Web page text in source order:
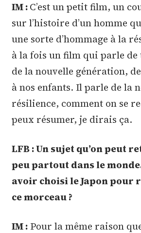
IM :C’est un petit film, un
sur l’histoire d’un homme
une sorte d’hommage à la
à la fois un film qui parle
de la nouvelle génération, de
à nos enfants. Il parle de la
résilience, comment on se
peux résumer, je dirais ça.
LFB : Un sujet qu’on peut
peu partout dans le
avoir choisi le Japon pour
ce morceau ?
IM : Pour la même raison